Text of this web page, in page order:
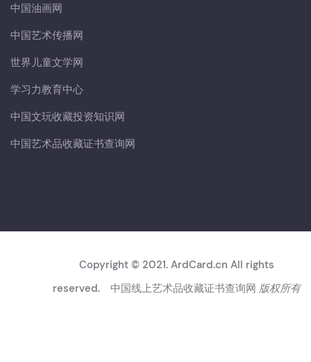
中国油画网
中国艺术传播网
世界儿童文学网
学习力教育中心
中国文玩收藏投资知识网
中国艺术品收藏证书查询网
Copyright © 2021. ArdCard.cn All rights
reserved. 中国线上艺术品收藏证书查询网 版权所有